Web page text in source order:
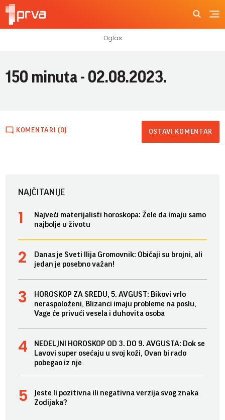
150 minuta - 02.08.2023.
KOMENTARI (0) OSTAVI KOMENTAR
NAJČITANIJE
Najveći materijalisti horoskopa: Žele da imaju samo
najbolje u životu
Danas je Sveti Ilija Gromovnik: Običaji su brojni, ali
jedan je posebno važan!
HOROSKOP ZA SREDU, 5. AVGUST: Bikovi vrlo
neraspoloženi, Blizanci imaju probleme na poslu,
Vage će privući vesela i duhovita osoba
NEDELJNI HOROSKOP OD 3. DO 9. AVGUSTA: Dok se
Lavovi super osećaju u svoj koži, Ovan bi rado
pobegao iz nje
Jeste li pozitivna ili negativna verzija svog znaka
Zodijaka?